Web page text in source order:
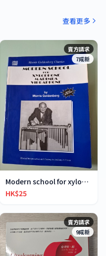
查看更多
賣方請求
7成新
Modern school for xylophone marimba vibraphone
HK$25
賣方請求
9成新